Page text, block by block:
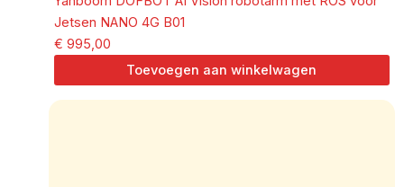
Jetsen NANO 4G B01
€ 995,00
Toevoegen aan winkelwagen